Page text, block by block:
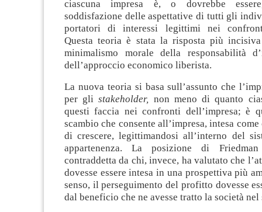
ciascuna impresa è, o dovrebbe
soddisfazione delle aspettative di tutti gli
portatori di interessi legittimi nei
Questa teoria è stata la risposta più
minimalismo morale della responsabilità
dell’approccio economico liberista.
La nuova teoria si basa sull’assunto che
per glistakeholder, non meno di quanto
questi faccia nei confronti dell’impresa; è
scambio che consente all’impresa, intesa
di crescere, legittimandosi all’interno del
appartenenza. La posizione di
contraddetta da chi, invece, ha valutato che
dovesse essere intesa in una prospettiva più
senso, il perseguimento del profitto dovesse
dal beneficio che ne avesse tratto la società nel